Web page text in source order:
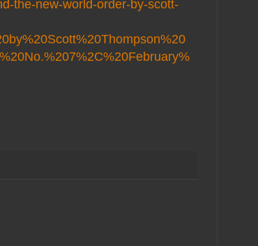
the-new-world-order-by-scott-